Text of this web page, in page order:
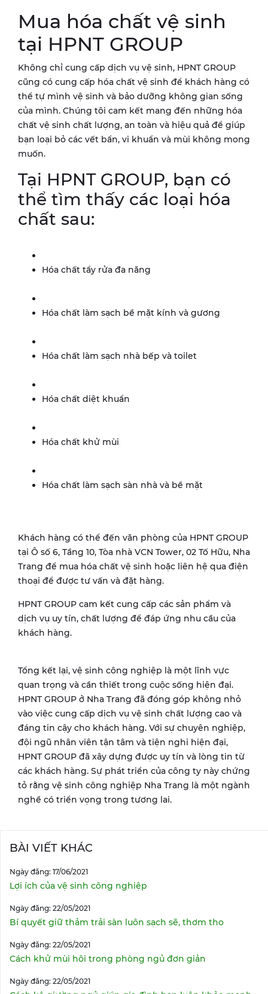
Mua hóa chất vệ sinh
tại HPNT GROUP
Không chỉ cung cấp dịch vụ vệ sinh, HPNT GROUP
cũng có cung cấp hóa chất vệ sinh để khách hàng có
thể tự mình vệ sinh và bảo dưỡng không gian sống
của mình. Chúng tôi cam kết mang đến những hóa
chất vệ sinh chất lượng, an toàn và hiệu quả để giúp
bạn loại bỏ các vết bẩn, vi khuẩn và mùi không mong
muốn.
Tại HPNT GROUP, bạn có
thể tìm thấy các loại hóa
chất sau:
Hóa chất tẩy rửa đa năng
Hóa chất làm sạch bề mặt kính và gương
Hóa chất làm sạch nhà bếp và toilet
Hóa chất diệt khuẩn
Hóa chất khử mùi
Hóa chất làm sạch sàn nhà và bề mặt
Khách hàng có thể đến văn phòng của HPNT GROUP
tại Ô số 6, Tầng 10, Tòa nhà VCN Tower, 02 Tố Hữu, Nha
Trang để mua hóa chất vệ sinh hoặc liên hệ qua điện
thoại để được tư vấn và đặt hàng.
HPNT GROUP cam kết cung cấp các sản phẩm và
dịch vụ uy tín, chất lượng để đáp ứng nhu cầu của
khách hàng.
Tổng kết lại, vệ sinh công nghiệp là một lĩnh vực
quan trọng và cần thiết trong cuộc sống hiện đại.
HPNT GROUP ở Nha Trang đã đóng góp không nhỏ
vào việc cung cấp dịch vụ vệ sinh chất lượng cao và
đáng tin cậy cho khách hàng. Với sự chuyên nghiệp,
đội ngũ nhân viên tận tâm và tiện nghi hiện đại,
HPNT GROUP đã xây dựng được uy tín và lòng tin từ
các khách hàng. Sự phát triển của công ty này chứng
tỏ rằng vệ sinh công nghiệp Nha Trang là một ngành
nghề có triển vọng trong tương lai.
BÀI VIẾT KHÁC
Ngày đăng: 17/06/2021
Lợi ích của vệ sinh công nghiệp
Ngày đăng: 22/05/2021
Bí quyết giữ thảm trải sàn luôn sạch sẽ, thơm tho
Ngày đăng: 22/05/2021
Cách khử mùi hôi trong phòng ngủ đơn giản
Ngày đăng: 22/05/2021